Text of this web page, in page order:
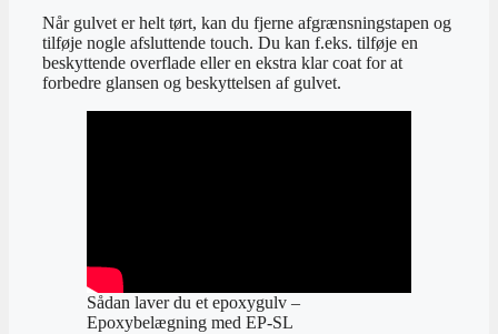
Når gulvet er helt tørt, kan du fjerne afgrænsningstapen og
tilføje nogle afsluttende touch. Du kan f.eks. tilføje en
beskyttende overflade eller en ekstra klar coat for at
forbedre glansen og beskyttelsen af gulvet.
Sådan laver du et epoxygulv –
Epoxybelægning med EP-SL